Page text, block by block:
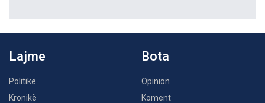
Lajme
Politikë
Kronikë
Bota
Opinion
Koment